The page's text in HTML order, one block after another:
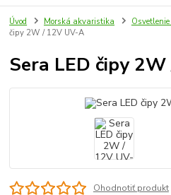
Úvod Morská akvaristika
čipy 2W / 12V UV-A
Sera LED čipy
Ohodnotiť produkt